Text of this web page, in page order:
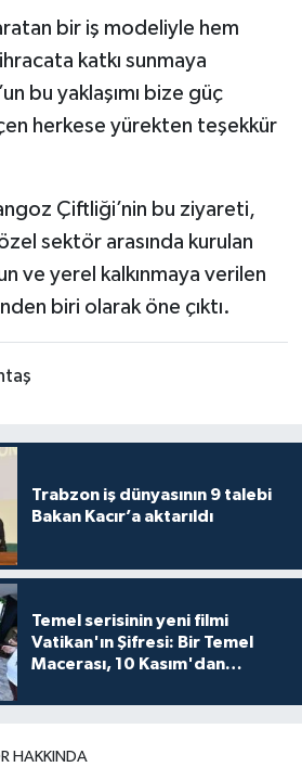
bir iş modeliyle hem
katkı sunmaya
bu yaklaşımı bize güç
herkese yürekten teşekkür
Çiftliği’nin bu ziyareti,
sektör arasında kurulan
ve yerel kalkınmaya verilen
biri olarak öne çıktı.
Trabzon iş dünyasının 9 talebi
Bakan Kacır’a aktarıldı
Temel serisinin yeni filmi
Vatikan'ın Şifresi: Bir Temel
Macerası, 10 Kasım'dan
buluşuyo
HAKKINDA